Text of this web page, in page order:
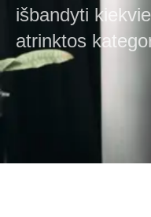
išbandyti
atrinktos